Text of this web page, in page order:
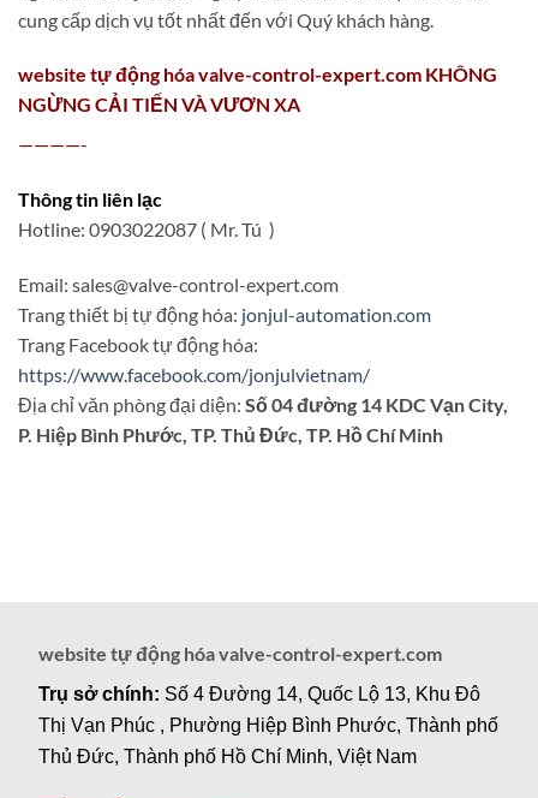
cung cấp dịch vụ tốt nhất đến với Quý khách hàng.
website tự động hóa valve-control-expert.com KHÔNG
NGỪNG CẢI TIẾN VÀ VƯƠN XA
————-
Thông tin liên lạc
Hotline: 0903022087 ( Mr. Tú )
Email: sales@valve-control-expert.com
Trang thiết bị tự động hóa: jonjul-automation.com
Trang Facebook tự động hóa:
https://www.facebook.com/jonjulvietnam/
Địa chỉ văn phòng đại diện: Số 04 đường 14 KDC Vạn City,
P. Hiệp Bình Phước, TP. Thủ Đức, TP. Hồ Chí Minh
website tự động hóa valve-control-expert.com
Trụ sở chính: Số 4 Đường 14, Quốc Lộ 13, Khu Đô
Thị Vạn Phúc , Phường Hiệp Bình Phước, Thành phố
Thủ Đức, Thành phố Hồ Chí Minh, Việt Nam